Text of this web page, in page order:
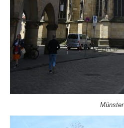
Münster